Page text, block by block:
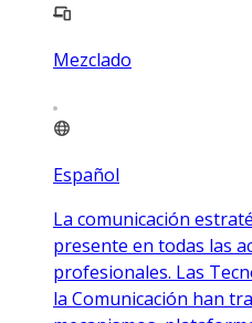
Mezclado
Español
La comunicación
presente en todas las
profesionales. Las
la Comunicación han